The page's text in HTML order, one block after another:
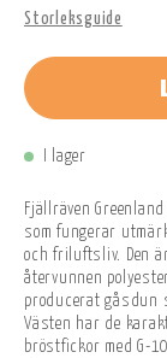
Storleksguide
I lager
Fjällräven
som fungerar
och friluftsliv. Den
återvunnen
producerat gåsdun
Västen har de
bröstfickor med G-